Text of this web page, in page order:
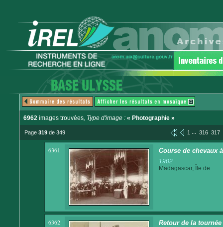
6962 images trouvées, Type d'image : « Photographie »
Page 319 de 349 1 ... 316 317
6361 Course de chevaux
1902
Madagascar, Île de
6362 Retour de la